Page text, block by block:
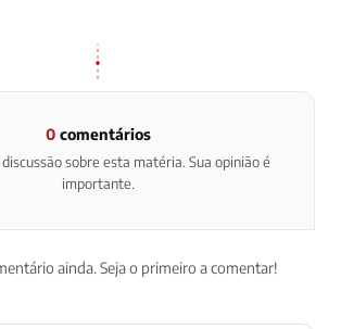
0comentários
sobre esta matéria. Sua opinião é
importante.
ainda. Seja o primeiro a comentar!